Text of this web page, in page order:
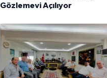
Gözlemevi Açılıyor